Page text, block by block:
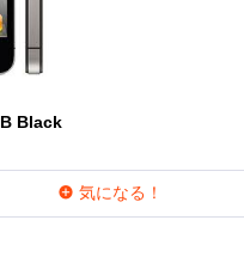
Black
気になる！